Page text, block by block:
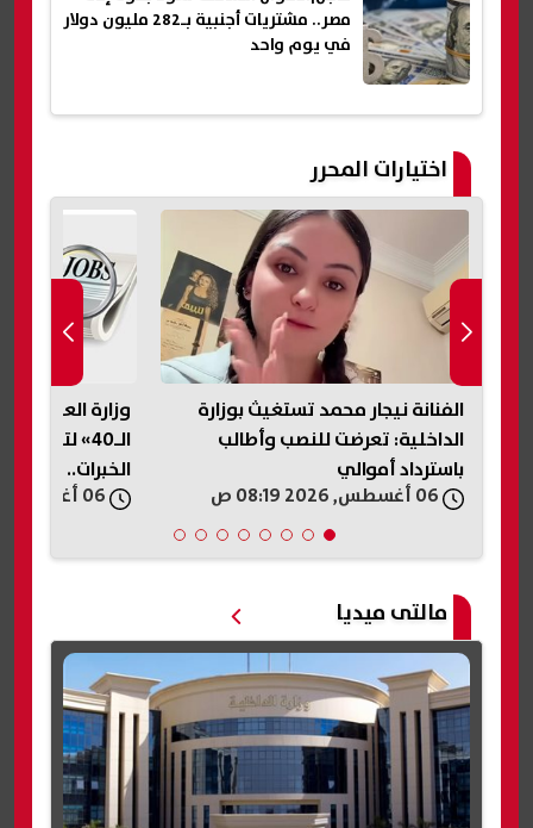
مصر.. مشتريات أجنبية بـ282 مليون دولار
في يوم واحد
اختيارات المحرر
الفنانة نيجار محمد تستغيث بوزارة
الداخلية: تعرضت للنصب وأطالب
باسترداد أموالي
وزارة العمل
الـ40»
الخبرات.. اعرف
مالتى ميديا